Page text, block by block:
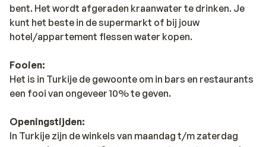
bent. Het wordt afgeraden kraanwater te drinken. Je
kunt het beste in de supermarkt of bij jouw
hotel/appartement flessen water kopen.
Fooien:
Het is in Turkije de gewoonte om in bars en restaurants
een fooi van ongeveer 10% te geven.
Openingstijden:
In Turkije zijn de winkels van maandag t/m zaterdag